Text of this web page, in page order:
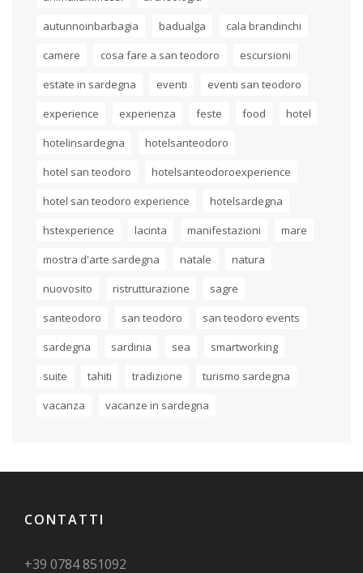
autunnoinbarbagia
badualga
cala brandinchi
camere
cosa fare a san teodoro
escursioni
estate in sardegna
eventi
eventi san teodoro
experience
experienza feste food
hotel
hotelinsardegna
hotelsanteodoro
hotel san teodoro
hotelsanteodoroexperience
hotel san teodoro experience
hotelsardegna
hstexperience
lacinta manifestazioni
mare
mostra d'arte sardegna
natale
natura
nuovosito
ristrutturazione
sagre
santeodoro
san teodoro
san teodoro events
sardegna
sardinia sea
smartworking
suite
tahiti tradizione
turismo sardegna
vacanza
vacanze in sardegna
CONTATTI
+39 0784 851092